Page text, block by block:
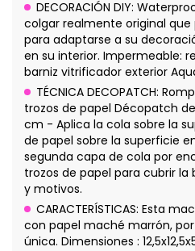
DECORACIÓN DIY:
colgar realmente original que
para adaptarse a su
en su interior. Impermeable:
barniz vitrificador exterior
TÉCNICA DECOPATCH:
trozos de papel Décopatch
cm - Aplica la cola sobre la
de papel sobre la superficie
segunda capa de cola por
trozos de papel para cubrir la
y motivos.
CARACTERÍSTICAS: Esta
con papel maché marrón,
única. Dimensiones :